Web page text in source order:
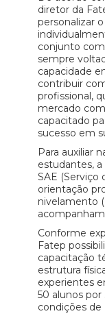
diretor da
personalizar
conjunto
sempre
capacidade
contribuir
profissional,
mercado
capacitado
sucesso em
Para auxiliar
estudantes,
SAE (Serviço
orientação
nivelamento
Conforme
Fatep
capacitação
estrutura
experientes
50 alunos
condições de